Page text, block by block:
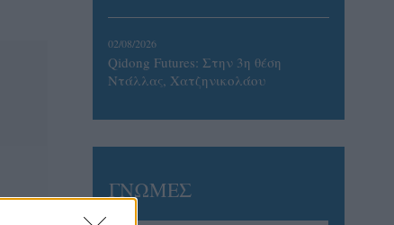
02/08/2026
Qidong Futures: Στην 3η θέση
Ντάλλας, Χατζηνικολάου
ΓΝΩΜΕΣ